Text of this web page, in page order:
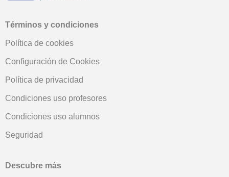
Términos y condiciones
Política de cookies
Configuración de Cookies
Política de privacidad
Condiciones uso profesores
Condiciones uso alumnos
Seguridad
Descubre más